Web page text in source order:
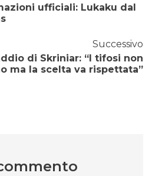
ufficiali: Lukaku dal
Successivo
di Skriniar: “I tifosi non
ma la scelta va rispettata”